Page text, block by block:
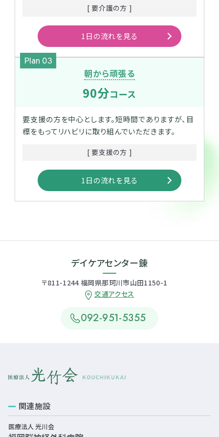
[ 要介護の方 ]
1日の流れを見る
Plan 03
朝から頑張る
90分コース
要支援の方を中心とします。短時間でありますが、目
標をもってリハビリに取り組んでいただきます。
[ 要支援の方 ]
1日の流れを見る
デイケアセンター錬
〒811-1244 福岡県那珂川市山田1150-1
交通アクセス
092-951-5355
関連施設
医療法人 光川会